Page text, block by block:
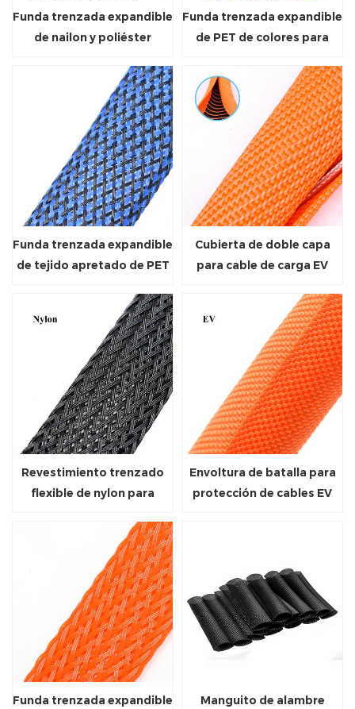
Funda trenzada expandible
de nailon y poliéster
Funda trenzada expandible
de PET de colores para
Funda trenzada expandible
de tejido apretado de PET
Cubierta de doble capa
para cable de carga EV
Revestimiento trenzado
flexible de nylon para
Envoltura de batalla para
protección de cables EV
Funda trenzada expandible
Manguito de alambre